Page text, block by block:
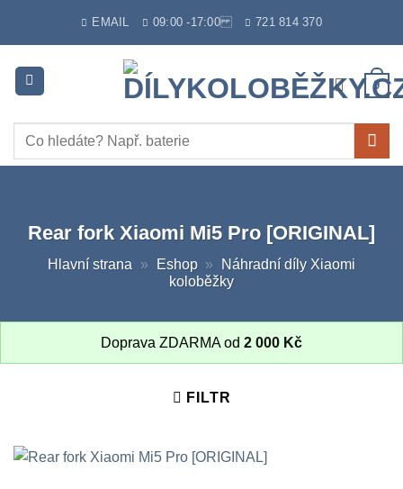
EMAIL 09:00 -17:00 721 814 370
0
Hledat:
Rear fork Xiaomi Mi5 Pro [ORIGINAL]
Hlavní strana » Eshop »
Náhradní díly Xiaomi
koloběžky
Doprava ZDARMA od 2 000 Kč
FILTR